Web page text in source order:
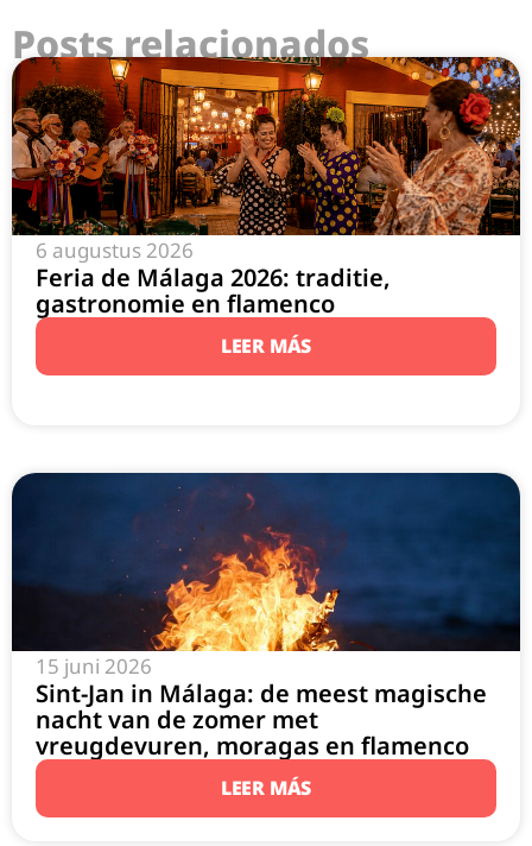
Posts relacionados
6 augustus 2026
Feria de Málaga 2026: traditie,
gastronomie en flamenco
LEER MÁS
15 juni 2026
Sint-Jan in Málaga: de meest magische
nacht van de zomer met
vreugdevuren, moragas en flamenco
LEER MÁS